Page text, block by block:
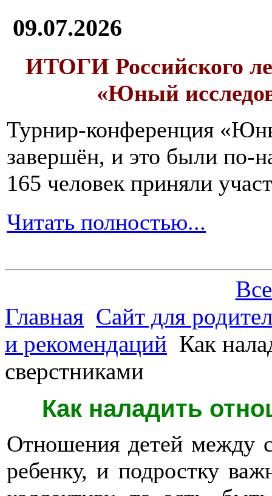
09.07.2026
ИТОГИ Российского
«Юный
Турнир-конференция
завершён, и это были по-
165 человек приняли
Читать полностью...
Главная Сайт для
и рекомендаций Как
сверстниками
Как наладить
Отношения детей между
ребенку, и подростку